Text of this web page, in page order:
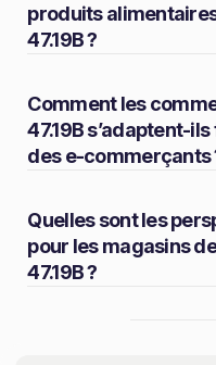
produits
47.19B ?
Comment les
47.19B s’adaptent-
des e-commerçants
Quelles sont les
pour les magasins
47.19B ?